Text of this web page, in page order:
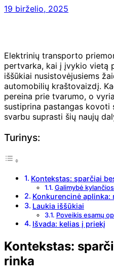
19 birželio, 2025
Elektrinių transporto
pertvarka, kai į įvykio vietą
iššūkiai nusistovėjusiems
automobilių kraštovaizdį.
pereina prie tvarumo, o
sustiprina pastangas
svarbu suprasti šių naujų
Turinys:
Kontekstas: sparčiai
Galimybė
Konkurencinė
Laukia iššūkiai
Poveikis esamų
Išvada: kelias į priekį
Kontekstas:
rinka